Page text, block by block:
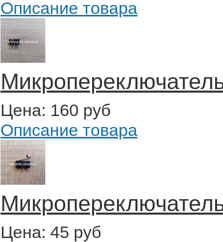
Описание товара
Цена: 160 руб
Описание товара
Цена: 45 руб